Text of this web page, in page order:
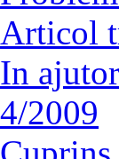
Articol
In
4/2009